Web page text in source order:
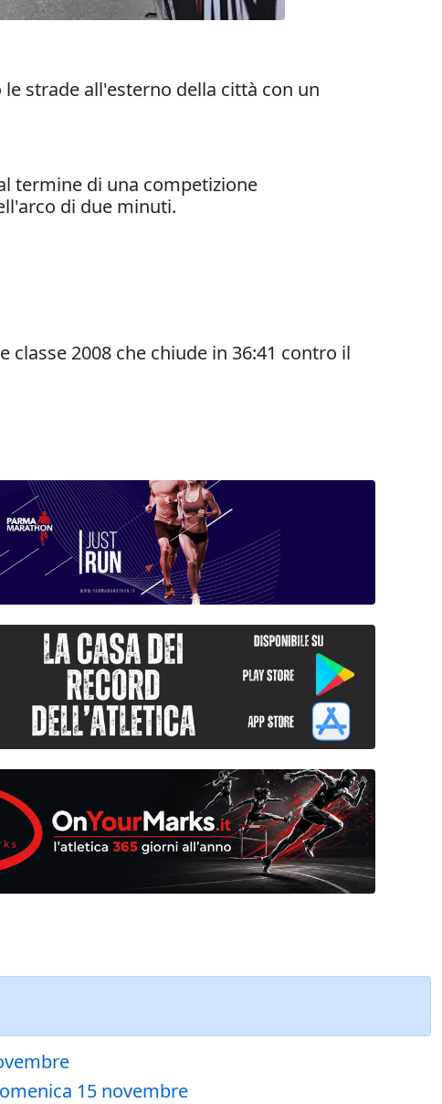
strade all'esterno della città con un
termine di una competizione
di due minuti.
2008 che chiude in 36:41 contro il
15 novembre